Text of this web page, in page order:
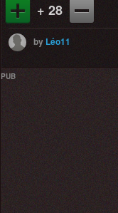
+ 28
by Léo11
PUB